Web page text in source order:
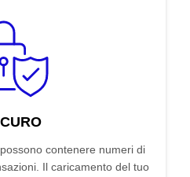
contenere numeri di
Il caricamento del tuo